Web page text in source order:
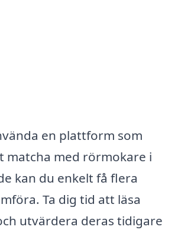
en plattform som
matcha med rörmokare i
kan du enkelt få flera
Ta dig tid att läsa
utvärdera deras tidigare